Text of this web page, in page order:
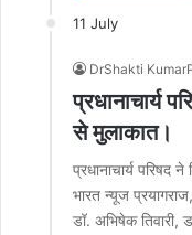
11 July
DrShakti
प्रधानाचार्य
से मुलाकात।
प्रधानाचार्य परिषद
भारत न्यूज
डॉ. अभिषेक तिवारी,